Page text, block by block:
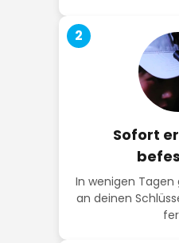
2
Sofort
In wenigen
an deinen